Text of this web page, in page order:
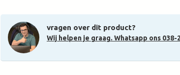
vragen over dit product?
Wij helpen je graag. Whatsapp ons 038-